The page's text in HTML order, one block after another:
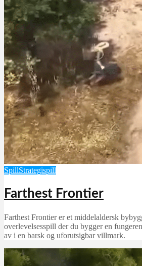
SpillStrategispill
Farthest Frontier
Farthest Frontier er et middelaldersk
overlevelsesspill der du bygger en
av i en barsk og uforutsigbar villmark.